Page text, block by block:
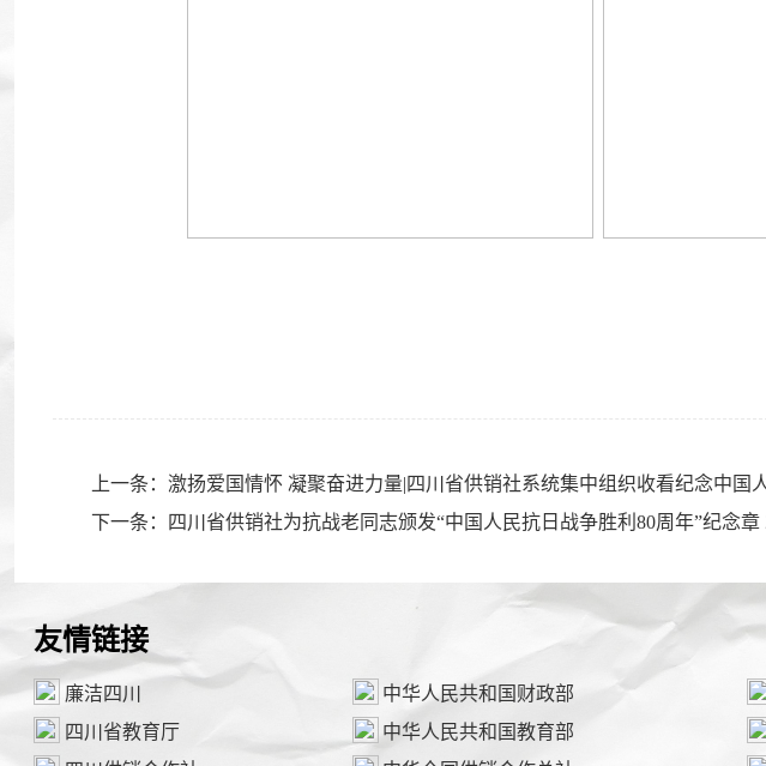
上一条：激扬爱国情怀 凝聚奋进力量|四川省供销社系统集中组织收看纪念中
下一条：四川省供销社为抗战老同志颁发“中国人民抗日战争胜利80周年”纪念章
友情链接
廉洁四川
四川省教育厅
中华人民共和国财政部
中华人民共和国教育部